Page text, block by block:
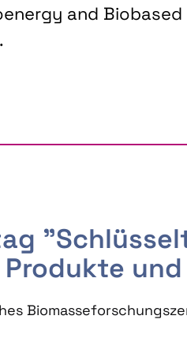
and Biobased
Colloquium BIOENERGY